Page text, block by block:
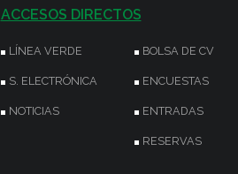
ACCESOS DIRECTOS
LÍNEA VERDE
S. ELECTRÓNICA
NOTICIAS
BOLSA DE CV
ENCUESTAS
ENTRADAS
RESERVAS